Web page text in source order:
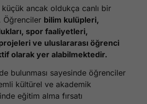
küçük ancak oldukça canlı bir
Öğrenciler bilim kulüpleri,
spor faaliyetleri,
ve uluslararası öğrenci
olarak yer alabilmektedir.
bulunması sayesinde öğrenciler
kültürel ve akademik
eğitim alma fırsatı